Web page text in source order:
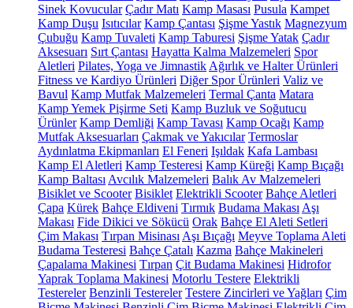
Sinek Kovucular Çadır Matı Kamp Masası Pusula Kampet
Kamp Duşu Isıtıcılar Kamp Çantası Şişme Yastık Magnezyum
Çubuğu Kamp Tuvaleti Kamp Taburesi Şişme Yatak Çadır
Aksesuarı Sırt Çantası Hayatta Kalma Malzemeleri Spor
Aletleri Pilates, Yoga ve Jimnastik Ağırlık ve Halter Ürünleri
Fitness ve Kardiyo Ürünleri Diğer Spor Ürünleri Valiz ve
Bavul Kamp Mutfak Malzemeleri Termal Çanta Matara
Kamp Yemek Pişirme Seti Kamp Buzluk ve Soğutucu
Ürünler Kamp Demliği Kamp Tavası Kamp Ocağı Kamp
Mutfak Aksesuarları Çakmak ve Yakıcılar Termoslar
Aydınlatma Ekipmanları El Feneri Işıldak Kafa Lambası
Kamp El Aletleri Kamp Testeresi Kamp Küreği Kamp Bıçağı
Kamp Baltası Avcılık Malzemeleri Balık Av Malzemeleri
Bisiklet ve Scooter Bisiklet Elektrikli Scooter Bahçe Aletleri
Çapa Kürek Bahçe Eldiveni Tırmık Budama Makası Aşı
Makası Fide Dikici ve Sökücü Orak Bahçe El Aleti Setleri
Çim Makası Tırpan Misinası Aşı Bıçağı Meyve Toplama Aleti
Budama Testeresi Bahçe Çatalı Kazma Bahçe Makineleri
Çapalama Makinesi Tırpan Çit Budama Makinesi Hidrofor
Yaprak Toplama Makinesi Motorlu Testere Elektrikli
Testereler Benzinli Testereler Testere Zincirleri ve Yağları Çim